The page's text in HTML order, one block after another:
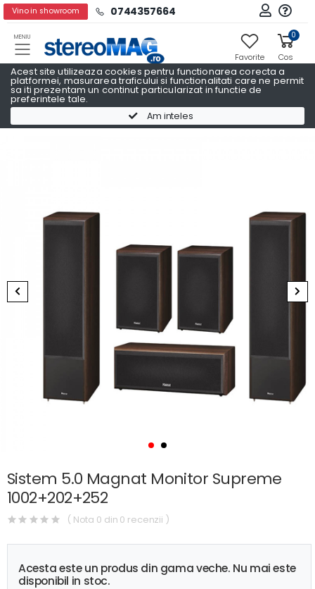
Acest site utilizeaza cookies pentru functionarea corecta a
platformei, masurarea traficului si functionalitati care ne permit
sa iti prezentam un continut particularizat in functie de
preferintele tale.
Am inteles
Vino in showroom 0744357664
MENIU
Favorite
0
Cos
Sisteme boxe 5.1 MAGNAT
Sistem 5.0 Magnat Monitor Supreme
1002+202+252
( Nota 0 din 0 recenzii )
Acesta este un produs din gama veche. Nu mai este
disponibil in stoc.